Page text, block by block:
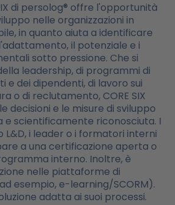
di persolog® offre l'opportunità
nelle organizzazioni in
in quanto aiuta a identificare
il potenziale e i
sotto pressione. Che si
leadership, di programmi di
e dei dipendenti, di lavoro sui
o di reclutamento, CORE SIX
decisioni e le misure di sviluppo
e scientificamente riconosciuta. I
L&D, i leader o i formatori interni
a una certificazione aperta o
interno. Inoltre, è
nelle piattaforme di
esempio, e-learning/SCORM).
adatta ai suoi processi.